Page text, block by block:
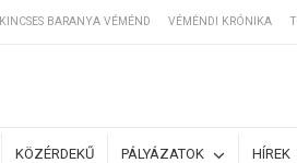
KINCSES BARANYA VÉMÉND VÉMÉNDI KRÓNIKA
KÖZÉRDEKŰ PÁLYÁZATOK HÍREK